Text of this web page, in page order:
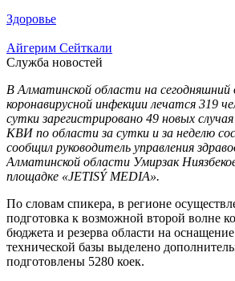
Здоровье
Айгерим Сейткали
Служба новостей
В Алматинской области на сегодняшний
коронавирусной инфекции лечатся 319
сутки зарегистрировано 49 новых
КВИ по области за сутки и за неделю
сообщил руководитель управления
Алматинской области Умирзак
площадке «JETISÝ MEDIA».
По словам спикера, в регионе
подготовка к возможной второй волне
бюджета и резерва области на
технической базы выделено
подготовлены 5280 коек.